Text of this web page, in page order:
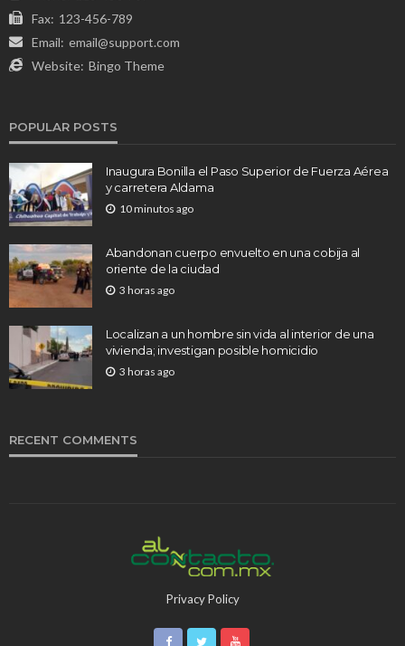
Fax: 123-456-789
Email: email@support.com
Website: Bingo Theme
POPULAR POSTS
Inaugura Bonilla el Paso Superior de Fuerza Aérea
y carretera Aldama
10 minutos ago
Abandonan cuerpo envuelto en una cobija al
oriente de la ciudad
3 horas ago
Localizan a un hombre sin vida al interior de una
vivienda; investigan posible homicidio
3 horas ago
RECENT COMMENTS
Privacy Policy